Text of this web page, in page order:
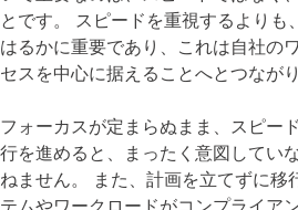
とです。 スピードを重視するよりも
はるかに重要であり、これは自社の
セスを中心に据えることへとつながり
フォーカスが定まらぬまま、スピー
行を進めると、まったく意図してい
ねません。 また、計画を立てずに移
テムやワークロードがコンプライア